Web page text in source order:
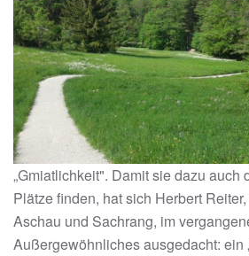
„Gmiatlichkeit". Damit sie dazu auch
Plätze finden, hat sich Herbert
Aschau und Sachrang, im
Außergewöhnliches ausgedacht: ein